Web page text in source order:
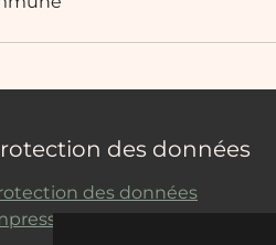
des données
des données